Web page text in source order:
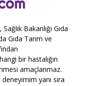
Bakanlığı Gıda
Gıda Tarım ve
bir hastalığın
amaçlanmaz.
yanı sıra